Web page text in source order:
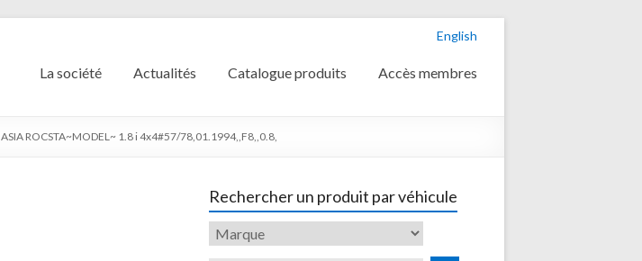
English
La société Actualités Catalogue produits Accès membres
ASIA ROCSTA~MODEL~ 1.8 i 4x4#57/78,01.1994,,F8,,0.8,
Rechercher un produit par véhicule